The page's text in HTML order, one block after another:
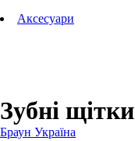
Aксесуари
Зубні щітки
Браун Україна